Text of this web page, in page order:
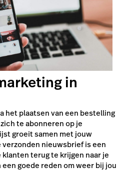
in
het plaatsen van een bestelling
te abonneren op je
groeit samen met jouw
verzonden nieuwsbrief is een
klanten terug te krijgen naar je
goede reden om weer bij jou